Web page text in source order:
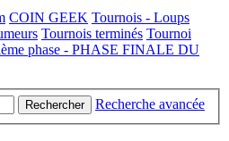
COIN GEEK Tournois - Loups
Tournois terminés Tournoi
phase - PHASE FINALE DU
Rechercher Recherche avancée